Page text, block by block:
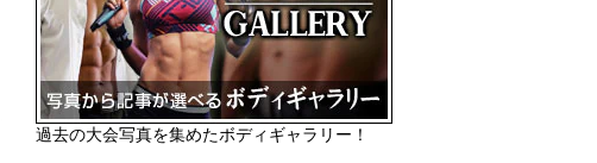
過去の大会写真を集めたボディギャラリー！